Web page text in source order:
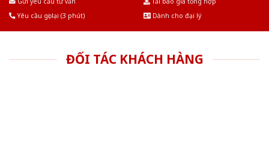
Yêu cầu gọi lại (3 phút)
Dành cho đại lý
ĐỐI TÁC KHÁCH HÀNG